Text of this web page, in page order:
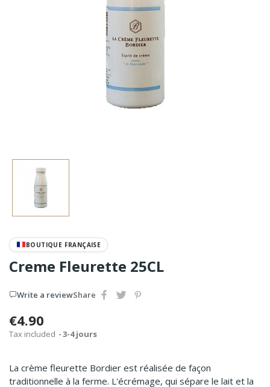
BOUTIQUE FRANÇAISE
Creme Fleurette 25CL
Write a reviewShare
€4.90
Tax included 3-4 jours
La crème fleurette Bordier est réalisée de façon
traditionnelle à la ferme. L'écrémage, qui sépare le lait et la